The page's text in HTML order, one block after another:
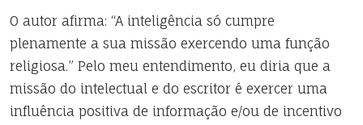
O autor afirma: “A inteligência só cumpre
plenamente a sua missão exercendo uma função
religiosa.” Pelo meu entendimento, eu diria que a
missão do intelectual e do escritor é exercer uma
influência positiva de informação e/ou de incentivo